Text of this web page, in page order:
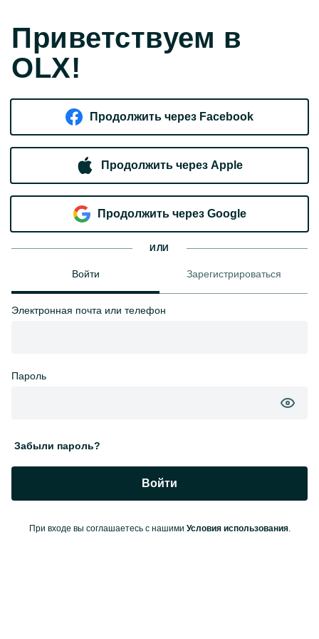
Приветствуем в
OLX!
Продолжить через Facebook
Продолжить через Apple
Продолжить через Google
ИЛИ
Войти Зарегистрироваться
Электронная почта или телефон
Пароль
Забыли пароль?
Войти
При входе вы соглашаетесь с нашими Условия использования.